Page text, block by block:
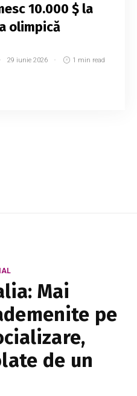
10.000 $ la
olimpică
29 iunie 2026 1 min read
Mai
pe
de un